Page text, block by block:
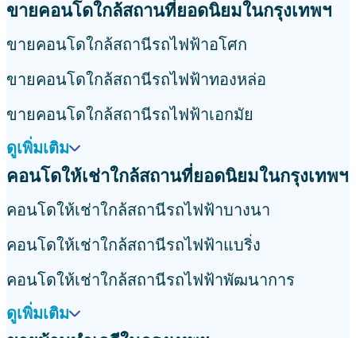
ขายคอนโดใกล้สถานที่ยอดนิยมในกรุงเทพฯ
ขายคอนโดใกล้สถานีรถไฟฟ้าอโศก
ขายคอนโดใกล้สถานีรถไฟฟ้าทองหล่อ
ขายคอนโดใกล้สถานีรถไฟฟ้าเอกมัย
ดูเพิ่มเติม
คอนโดให้เช่าใกล้สถานที่ยอดนิยมในกรุงเทพฯ
คอนโดให้เช่าใกล้สถานีรถไฟฟ้าบางนา
คอนโดให้เช่าใกล้สถานีรถไฟฟ้าแบริ่ง
คอนโดให้เช่าใกล้สถานีรถไฟฟ้าพัฒนาการ
ดูเพิ่มเติม